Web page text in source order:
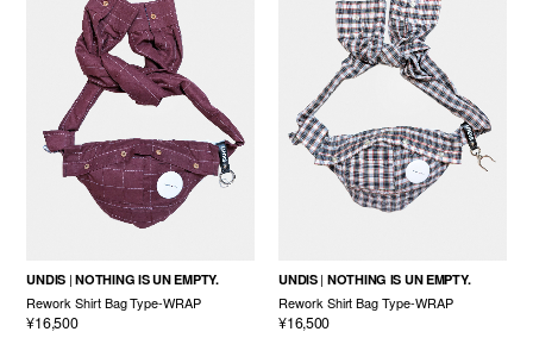
UNDIS NOTHING IS UN EMPTY.
Rework Shirt Bag Type-WRAP
¥16,500
UNDIS NOTHING IS UN EMPTY.
Rework Shirt Bag Type-WRAP
¥16,500